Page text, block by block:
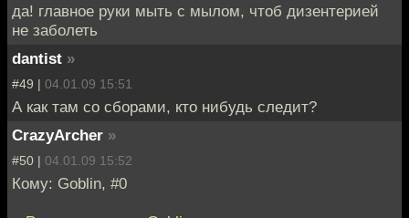
да! главное руки мыть с мылом, чтоб дизентерией
не заболеть
dantist »
#49 | 04.01.09 15:51
А как там со сборами, кто нибудь следит?
CrazyArcher »
#50 | 04.01.09 15:52
Кому: Goblin, #0